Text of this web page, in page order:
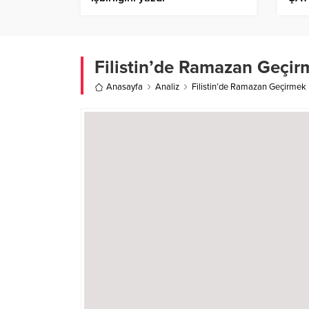
Filistin’de Ramazan
Anasayfa Analiz Filistin’de Ramazan Geçirmek